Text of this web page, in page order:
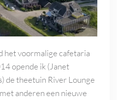
het voormalige cafetaria
opende ik (Janet
de theetuin River Lounge
anderen een nieuwe